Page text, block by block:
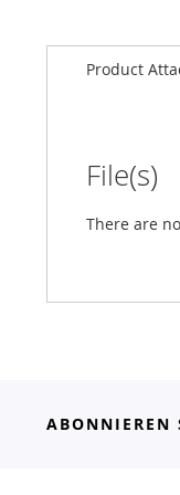
Product
File(s)
There are
ABONNIEREN